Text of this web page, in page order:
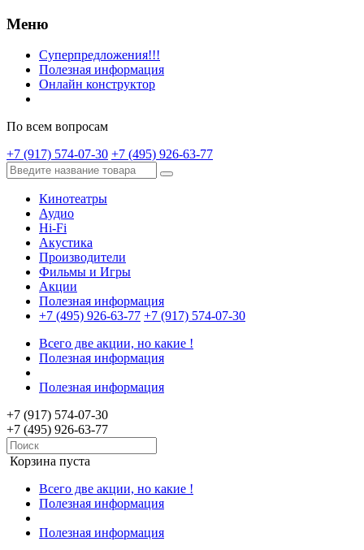
Меню
Суперпредложения!!!
Полезная информация
Онлайн конструктор
По всем вопросам
+7 (917) 574-07-30 +7 (495) 926-63-77
Кинотеатры
Аудио
Hi-Fi
Акустика
Производители
Фильмы и Игры
Акции
Полезная информация
+7 (495) 926-63-77 +7 (917) 574-07-30
Всего две акции, но какие !
Полезная информация
Полезная информация
+7 (917) 574-07-30
+7 (495) 926-63-77
Корзина пуста
Всего две акции, но какие !
Полезная информация
Полезная информация